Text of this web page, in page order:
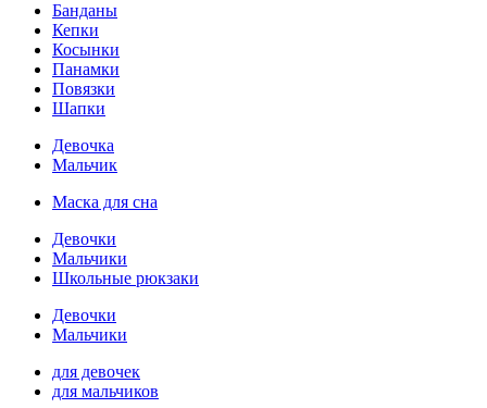
Банданы
Кепки
Косынки
Панамки
Повязки
Шапки
Девочка
Мальчик
Маска для сна
Девочки
Мальчики
Школьные рюкзаки
Девочки
Мальчики
для девочек
для мальчиков